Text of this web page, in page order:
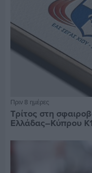
Πριν 8 ημέρες
Τρίτος στη
Ελλάδας–Κύπρου